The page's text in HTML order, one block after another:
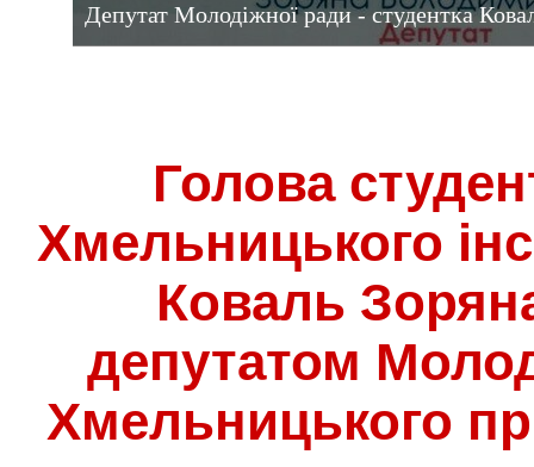
Депутат Молодіжної ради - студентка
Голова
Хмельницького
Коваль
депутатом
Хмельницького